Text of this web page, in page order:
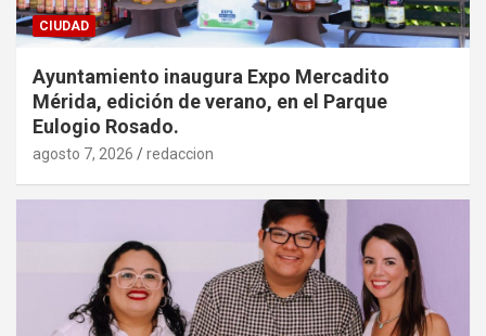
CIUDAD
Ayuntamiento inaugura Expo Mercadito
Mérida, edición de verano, en el Parque
Eulogio Rosado.
agosto 7, 2026 redaccion